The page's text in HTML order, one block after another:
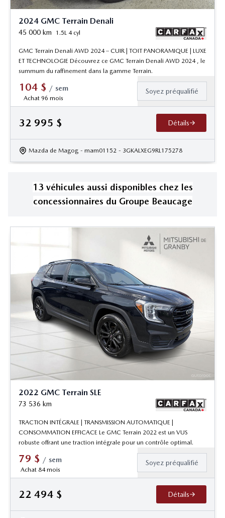
2024 GMC Terrain Denali
45 000 km 1.5L 4 cyl
GMC Terrain Denali AWD 2024 – CUIR | TOIT PANORAMIQUE | LUXE
ET TECHNOLOGIE Découvrez ce GMC Terrain Denali AWD 2024 , le
summum du raffinement dans la gamme Terrain.
104 $ / sem
Achat 96 mois
Soyez préqualifié
32 995 $ Détails
Mazda de Magog - mam01152 - 3GKALXEG9RL175278
13 véhicules aussi disponibles chez les
concessionnaires du Groupe Beaucage
2022 GMC Terrain SLE
73 536 km
TRACTION INTÉGRALE | TRANSMISSION AUTOMATIQUE |
CONSOMMATION EFFICACE Le GMC Terrain 2022 est un VUS
robuste offrant une traction intégrale pour un contrôle optimal.
79 $ / sem
Achat 84 mois
Soyez préqualifié
22 494 $ Détails